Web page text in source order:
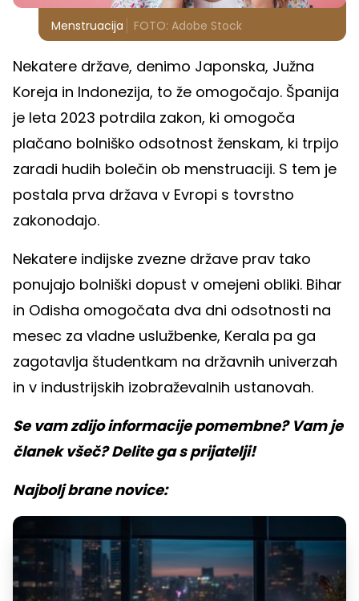
Menstruacija FOTO: Adobe Stock
Nekatere države, denimo Japonska, Južna
Koreja in Indonezija, to že omogočajo. Španija
je leta 2023 potrdila zakon, ki omogoča
plačano bolniško odsotnost ženskam, ki trpijo
zaradi hudih bolečin ob menstruaciji. S tem je
postala prva država v Evropi s tovrstno
zakonodajo.
Nekatere indijske zvezne države prav tako
ponujajo bolniški dopust v omejeni obliki. Bihar
in Odisha omogočata dva dni odsotnosti na
mesec za vladne uslužbenke, Kerala pa ga
zagotavlja študentkam na državnih univerzah
in v industrijskih izobraževalnih ustanovah.
Se vam zdijo informacije pomembne? Vam je
članek všeč? Delite ga s prijatelji!
Najbolj brane novice: